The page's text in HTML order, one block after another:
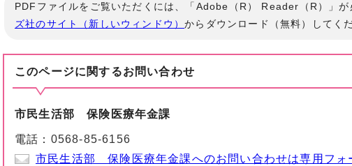
PDFファイルをご覧いただくには、「Adobe（R） Reader（R）」が
ズ社のサイト（新しいウィンドウ）からダウンロード（無料）してくだ
このページに関するお問い合わせ
市民生活部 保険医療年金課
電話： 0568-85-6156
市民生活部 保険医療年金課へのお問い合わせは専用フォ